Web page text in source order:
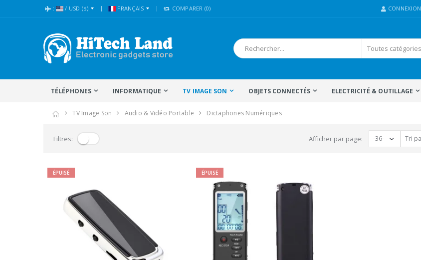
: / USD ($) FRANÇAIS COMPARER (0) CONNEXION
TÉLÉPHONES INFORMATIQUE TV IMAGE SON OBJETS CONNECTÉS ELECTRICITÉ & OUTILLAGE
TV Image Son Audio & Vidéo Portable Dictaphones Numériques
Filtres: Afficher par page:
ÉPUISÉ ÉPUISÉ